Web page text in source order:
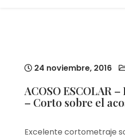
24 noviembre, 2016
ACOSO ESCOLAR
– Corto sobre el
Excelente cortometraje